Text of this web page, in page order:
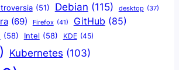
(51) Debian (115) desktop (37)
(69) Firefox (41) GitHub (85)
(58) Intel (58) KDE (45)
Kubernetes (103)